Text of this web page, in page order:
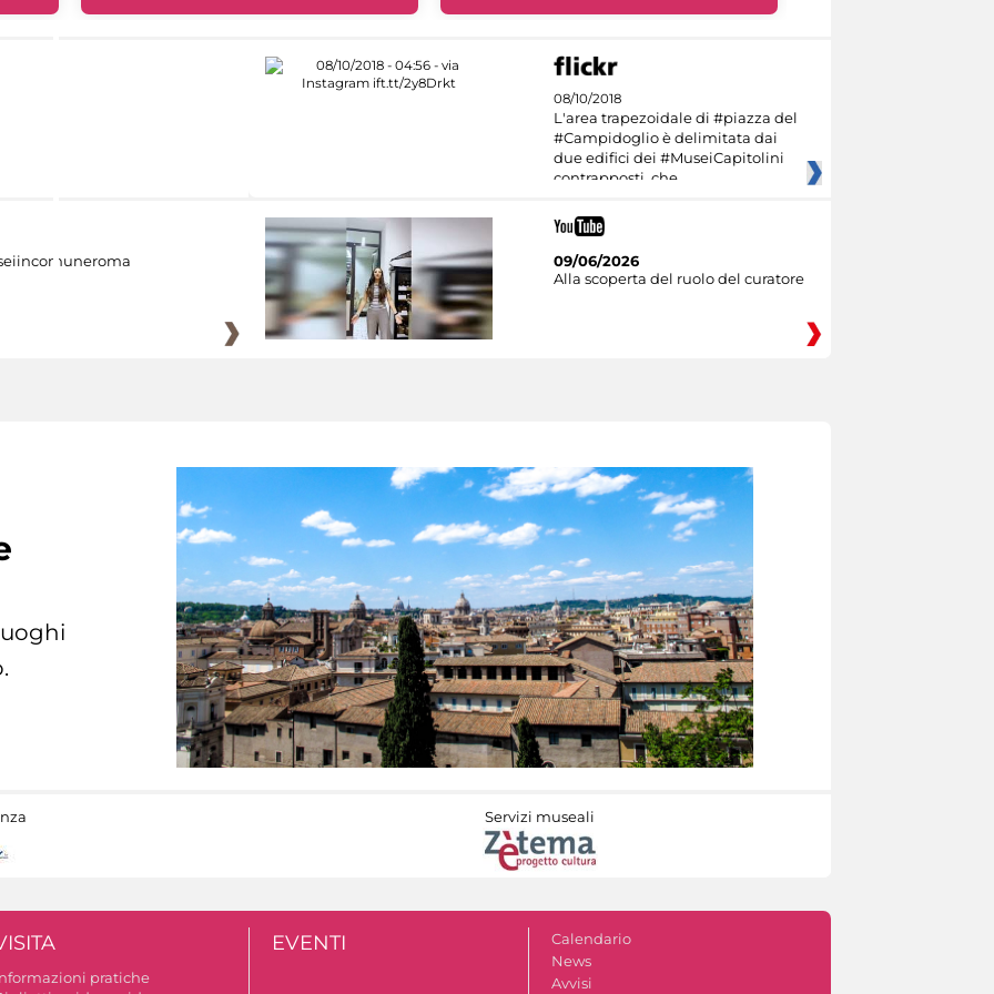
08/10/2018
L'area trapezoidale di #piazza del
#Campidoglio è delimitata dai
due edifici dei #MuseiCapitolini
contrapposti, che
09/06/2026
Alla scoperta del ruolo del curatore
Servizi museali
pratiche
EVENTI
Calendario
News
Avvisi